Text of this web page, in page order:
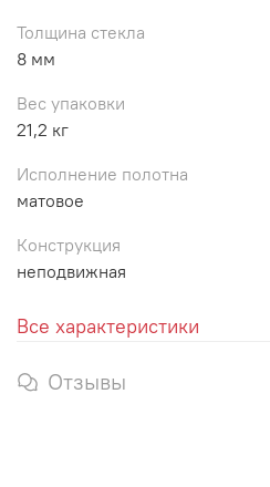
Толщина стекла
8 мм
Вес упаковки
21,2 кг
Исполнение полотна
матовое
Конструкция
неподвижная
Все характеристики
Отзывы